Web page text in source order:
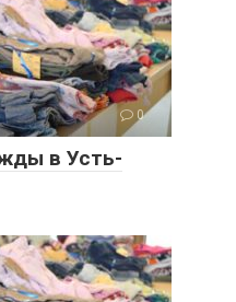
0
в Усть-